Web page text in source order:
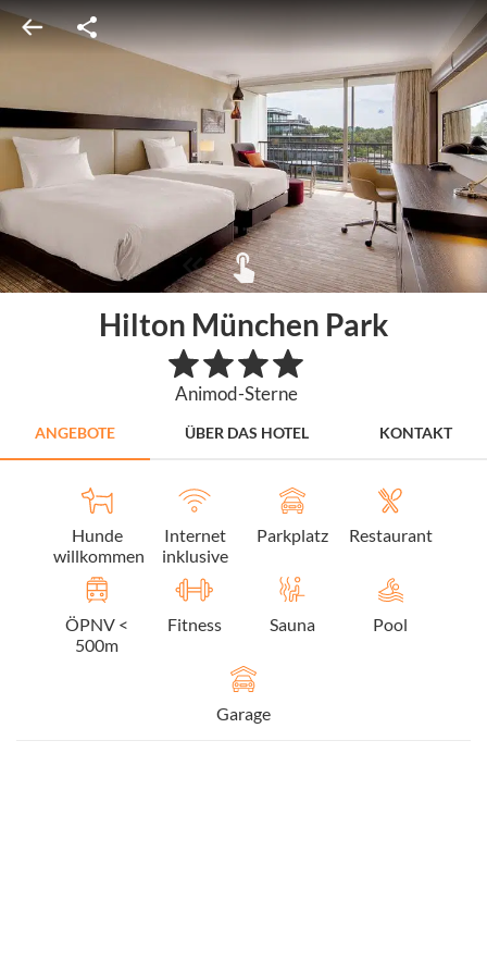
Hilton München Park
Animod-Sterne
ANGEBOTE ÜBER DAS HOTEL KONTAKT
Hunde
willkommen
Internet
inklusive
Parkplatz Restaurant
ÖPNV <
500m
Fitness Sauna Pool
Garage